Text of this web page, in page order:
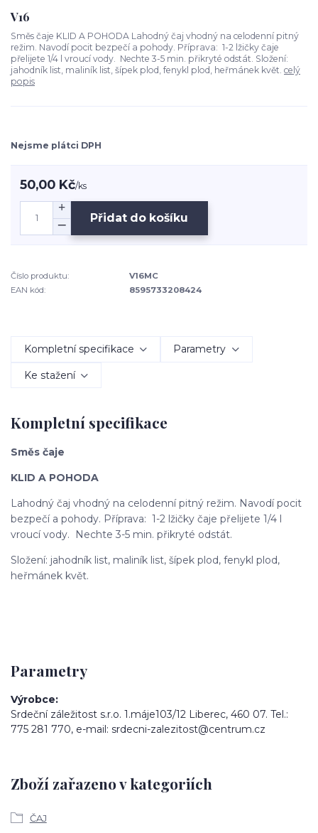
V16
Směs čaje KLID A POHODA Lahodný čaj vhodný na celodenní pitný
režim. Navodí pocit bezpečí a pohody. Příprava: 1-2 lžičky čaje
přelijete 1/4 l vroucí vody. Nechte 3-5 min. přikryté odstát. Složení:
jahodník list, maliník list, šípek plod, fenykl plod, heřmánek květ. celý
popis
Nejsme plátci DPH
50,00 Kč/ks
Přidat do košíku
Číslo produktu:
V16MC
EAN kód:
8595733208424
Kompletní specifikace Parametry
Ke stažení
Kompletní specifikace
Směs čaje
KLID A POHODA
Lahodný čaj vhodný na celodenní pitný režim. Navodí pocit
bezpečí a pohody. Příprava: 1-2 lžičky čaje přelijete 1/4 l
vroucí vody. Nechte 3-5 min. přikryté odstát.
Složení: jahodník list, maliník list, šípek plod, fenykl plod,
heřmánek květ.
Parametry
Výrobce
Srdeční záležitost s.r.o. 1.máje103/12 Liberec, 460 07. Tel.:
775 281 770, e-mail: srdecni-zalezitost@centrum.cz
Zboží zařazeno v kategoriích
ČAJ